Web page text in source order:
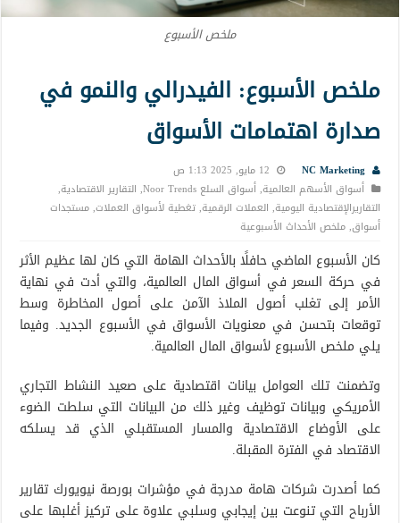
ملخص الأسبوع
ملخص الأسبوع: الفيدرالي والنمو في
صدارة اهتمامات الأسواق
NC Marketing
12 مايو, 2025 1:13 ص
أسواق الأسهم العالمية,أسواق السلع Noor Trends , التقارير الاقتصادية,
التقاريرالإقتصادية اليومية, العملات الرقمية,تغطية لأسواق العملات,مستجدات
أسواق,ملخص الأحداث الأسبوعية
كان الأسبوع الماضي حافلًا بالأحداث الهامة التي كان لها عظيم الأثر
في حركة السعر في أسواق المال العالمية، والتي أدت في نهاية
الأمر إلى تغلب أصول الملاذ الآمن على أصول المخاطرة وسط
توقعات بتحسن في معنويات الأسواق في الأسبوع الجديد. وفيما
يلي ملخص الأسبوع لأسواق المال العالمية.
وتضمنت تلك العوامل بيانات اقتصادية على صعيد النشاط التجاري
الأمريكي وبيانات توظيف وغير ذلك من البيانات التي سلطت الضوء
على الأوضاع الاقتصادية والمسار المستقبلي الذي قد يسلكه
الاقتصاد في الفترة المقبلة.
كما أصدرت شركات هامة مدرجة في مؤشرات بورصة نيويورك تقارير
الأرباح التي تنوعت بين إيجابي وسلبي علاوة على تركيز أغلبها على